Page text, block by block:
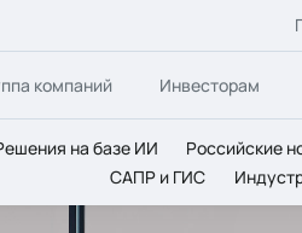
компаний Инвесторам
на базе ИИ Российские
САПР и ГИС